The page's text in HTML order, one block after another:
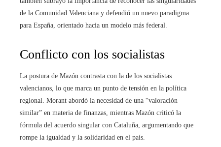
de la Comunidad Valenciana y defendió un nuevo paradigma
para España, orientado hacia un modelo más federal.
Conflicto con los socialistas
La postura de Mazón contrasta con la de los socialistas
valencianos, lo que marca un punto de tensión en la política
regional. Morant abordó la necesidad de una “valoración
similar” en materia de finanzas, mientras Mazón criticó la
fórmula del acuerdo singular con Cataluña, argumentando que
rompe la igualdad y la solidaridad en el país.